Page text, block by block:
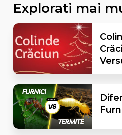
Explorati mai